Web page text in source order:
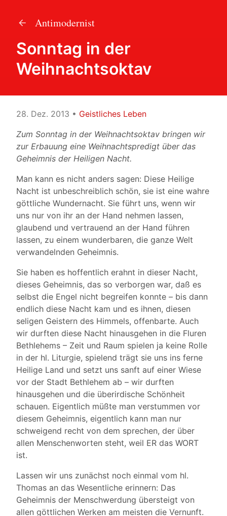
Antimodernist
Sonntag in der
Weihnachtsoktav
28. Dez. 2013 • Geistliches Leben
Zum Sonntag in der Weihnachtsoktav bringen wir
zur Erbauung eine Weihnachtspredigt über das
Geheimnis der Heiligen Nacht.
Man kann es nicht anders sagen: Diese Heilige
Nacht ist unbeschreiblich schön, sie ist eine wahre
göttliche Wundernacht. Sie führt uns, wenn wir
uns nur von ihr an der Hand nehmen lassen,
glaubend und vertrauend an der Hand führen
lassen, zu einem wunderbaren, die ganze Welt
verwandelnden Geheimnis.
Sie haben es hoffentlich erahnt in dieser Nacht,
dieses Geheimnis, das so verborgen war, daß es
selbst die Engel nicht begreifen konnte – bis dann
endlich diese Nacht kam und es ihnen, diesen
seligen Geistern des Himmels, offenbarte. Auch
wir durften diese Nacht hinausgehen in die Fluren
Bethlehems – Zeit und Raum spielen ja keine Rolle
in der hl. Liturgie, spielend trägt sie uns ins ferne
Heilige Land und setzt uns sanft auf einer Wiese
vor der Stadt Bethlehem ab – wir durften
hinausgehen und die überirdische Schönheit
schauen. Eigentlich müßte man verstummen vor
diesem Geheimnis, eigentlich kann man nur
schweigend recht von dem sprechen, der über
allen Menschenworten steht, weil ER das WORT
ist.
Lassen wir uns zunächst noch einmal vom hl.
Thomas an das Wesentliche erinnern: Das
Geheimnis der Menschwerdung übersteigt von
allen göttlichen Werken am meisten die Vernunft.